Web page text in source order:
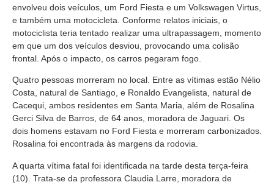
envolveu dois veículos, um Ford Fiesta e um Volkswagen Virtus,
e também uma motocicleta. Conforme relatos iniciais, o
motociclista teria tentado realizar uma ultrapassagem, momento
em que um dos veículos desviou, provocando uma colisão
frontal. Após o impacto, os carros pegaram fogo.
Quatro pessoas morreram no local. Entre as vítimas estão Nélio
Costa, natural de Santiago, e Ronaldo Evangelista, natural de
Cacequi, ambos residentes em Santa Maria, além de Rosalina
Gerci Silva de Barros, de 64 anos, moradora de Jaguari. Os
dois homens estavam no Ford Fiesta e morreram carbonizados.
Rosalina foi encontrada às margens da rodovia.
A quarta vítima fatal foi identificada na tarde desta terça-feira
(10). Trata-se da professora Claudia Larre, moradora de